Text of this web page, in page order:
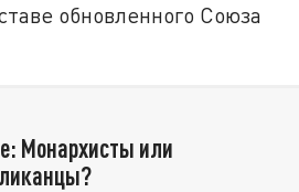
обновленного Союза
Монархисты или